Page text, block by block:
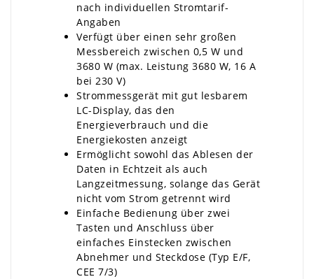
nach individuellen Stromtarif-
Angaben
Verfügt über einen sehr großen
Messbereich zwischen 0,5 W und
3680 W (max. Leistung 3680 W, 16 A
bei 230 V)
Strommessgerät mit gut lesbarem
LC-Display, das den
Energieverbrauch und die
Energiekosten anzeigt
Ermöglicht sowohl das Ablesen der
Daten in Echtzeit als auch
Langzeitmessung, solange das Gerät
nicht vom Strom getrennt wird
Einfache Bedienung über zwei
Tasten und Anschluss über
einfaches Einstecken zwischen
Abnehmer und Steckdose (Typ E/F,
CEE 7/3)